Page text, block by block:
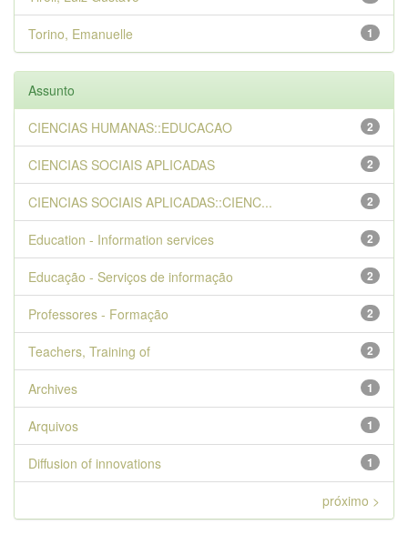
1
Torino, Emanuelle
Assunto
2
CIENCIAS HUMANAS::EDUCACAO
2
CIENCIAS SOCIAIS APLICADAS
2
CIENCIAS SOCIAIS APLICADAS::CIENC...
2
Education - Information services
2
Educação - Serviços de informação
2
Professores - Formação
2
Teachers, Training of
1
Archives
1
Arquivos
1
Diffusion of innovations
próximo >